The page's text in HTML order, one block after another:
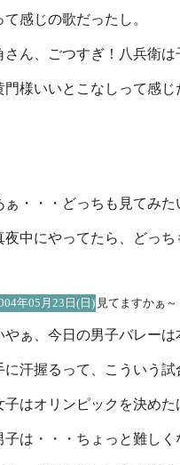
て感じの歌だったし。
さん、ごつすぎ！八兵衛は
門様いいとこなしって感じ
ぁ・・・どっちも見てみた
夜中にやってたら、どっ
年05月23日(日) 見てますかぁ～
やぁ、今日の男子バレー
に汗握るって、こういう
子はオリンピックを決めた
子は・・・ちょっと難しく